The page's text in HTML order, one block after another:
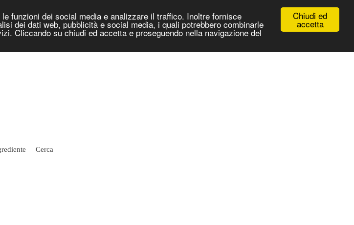
Chiudi ed
accetta
funzioni dei social media e analizzare il traffico. Inoltre fornisce
dei dati web, pubblicità e social media, i quali potrebbero combinarle
Cliccando su chiudi ed accetta e proseguendo nella navigazione del
Cerca